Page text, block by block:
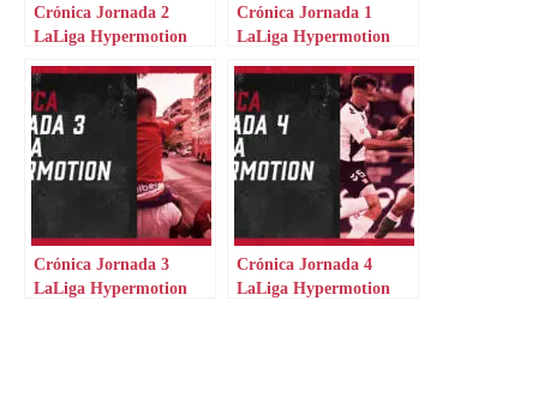
Crónica Jornada 2
LaLiga Hypermotion
Crónica Jornada 1
LaLiga Hypermotion
Crónica Jornada 3
LaLiga Hypermotion
Crónica Jornada 4
LaLiga Hypermotion